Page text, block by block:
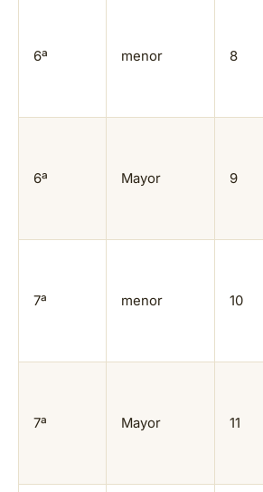
6ª menor 8
6ª Mayor 9
7ª menor 10
7ª Mayor 11